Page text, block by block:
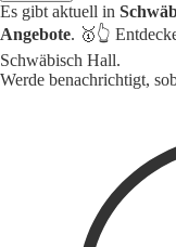
Es gibt aktuell in
Angebote. 🥇👆
Schwäbisch Hall.
Werde benachrichtigt,